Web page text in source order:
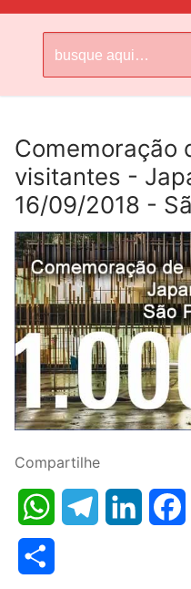
o
conteúdo
por:
Comemoração
visitantes -
16/09/2018 -
Compartilhe
WhatsAppTelegram